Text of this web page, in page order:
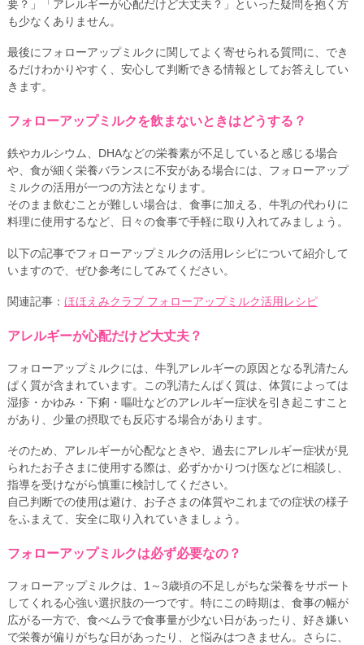
要？」「アレルギーが心配だけど大丈夫？」といった疑問を抱く方
も少なくありません。
最後にフォローアップミルクに関してよく寄せられる質問に、でき
るだけわかりやすく、安心して判断できる情報としてお答えしてい
きます。
フォローアップミルクを飲まないときはどうする？
鉄やカルシウム、DHAなどの栄養素が不足していると感じる場合
や、食が細く栄養バランスに不安がある場合には、フォローアップ
ミルクの活用が一つの方法となります。
そのまま飲むことが難しい場合は、食事に加える、牛乳の代わりに
料理に使用するなど、日々の食事で手軽に取り入れてみましょう。
以下の記事でフォローアップミルクの活用レシピについて紹介して
いますので、ぜひ参考にしてみてください。
関連記事： ほほえみクラブ フォローアップミルク活用レシピ
アレルギーが心配だけど大丈夫？
フォローアップミルクには、牛乳アレルギーの原因となる乳清たん
ぱく質が含まれています。この乳清たんぱく質は、体質によっては
湿疹・かゆみ・下痢・嘔吐などのアレルギー症状を引き起こすこと
があり、少量の摂取でも反応する場合があります。
そのため、アレルギーが心配なときや、過去にアレルギー症状が見
られたお子さまに使用する際は、必ずかかりつけ医などに相談し、
指導を受けながら慎重に検討してください。
自己判断での使用は避け、お子さまの体質やこれまでの症状の様子
をふまえて、安全に取り入れていきましょう。
フォローアップミルクは必ず必要なの？
フォローアップミルクは、1～3歳頃の不足しがちな栄養をサポート
してくれる心強い選択肢の一つです。特にこの時期は、食事の幅が
広がる一方で、食べムラで食事量が少ない日があったり、好き嫌い
で栄養が偏りがちな日があったり、と悩みはつきません。さらに、